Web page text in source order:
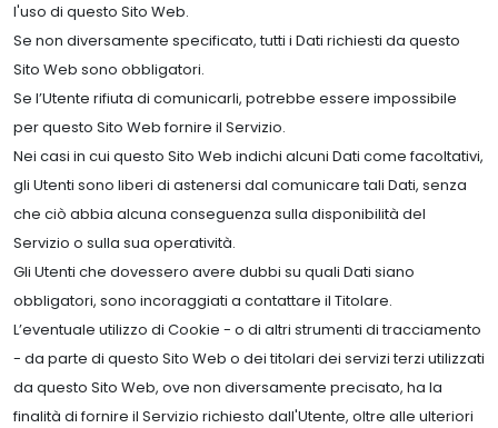
l'uso di questo Sito Web.
Se non diversamente specificato, tutti i Dati richiesti da questo
Sito Web sono obbligatori.
Se l’Utente rifiuta di comunicarli, potrebbe essere impossibile
per questo Sito Web fornire il Servizio.
Nei casi in cui questo Sito Web indichi alcuni Dati come facoltativi,
gli Utenti sono liberi di astenersi dal comunicare tali Dati, senza
che ciò abbia alcuna conseguenza sulla disponibilità del
Servizio o sulla sua operatività.
Gli Utenti che dovessero avere dubbi su quali Dati siano
obbligatori, sono incoraggiati a contattare il Titolare.
L’eventuale utilizzo di Cookie - o di altri strumenti di tracciamento
- da parte di questo Sito Web o dei titolari dei servizi terzi utilizzati
da questo Sito Web, ove non diversamente precisato, ha la
finalità di fornire il Servizio richiesto dall'Utente, oltre alle ulteriori